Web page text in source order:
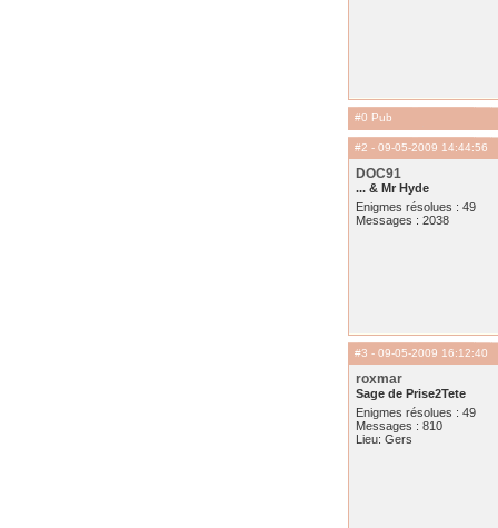
#0 Pub
#2 - 09-05-2009 14:44:56
DOC91
... & Mr Hyde
Enigmes résolues : 49
Messages : 2038
#3 - 09-05-2009 16:12:40
roxmar
Sage de Prise2Tete
Enigmes résolues : 49
Messages : 810
Lieu: Gers